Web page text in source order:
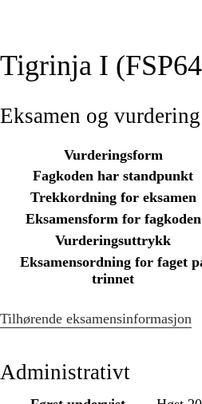
Tigrinja I
Eksamen og vurdering
Vurderingsform
Fagkoden har standpunkt
Trekkordning for eksamen
Eksamensform for fagkoden
Vurderingsuttrykk
Eksamensordning for faget
trinnet
Tilhørende eksamensinformasjon
Administrativt